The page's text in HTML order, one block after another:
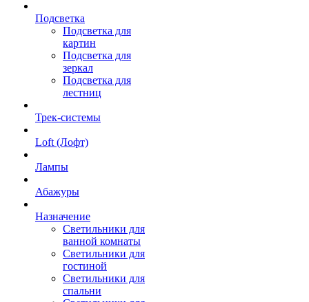
Подсветка
Подсветка для
картин
Подсветка для
зеркал
Подсветка для
лестниц
Трек-системы
Loft (Лофт)
Лампы
Абажуры
Назначение
Светильники для
ванной комнаты
Светильники для
гостиной
Светильники для
спальни